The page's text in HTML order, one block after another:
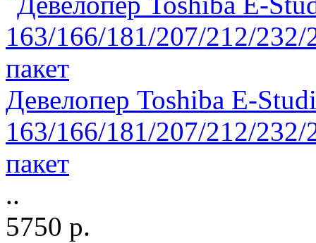
Девелопер Toshiba E-
163/166/181/207/212/
пакет
..
5750 р.